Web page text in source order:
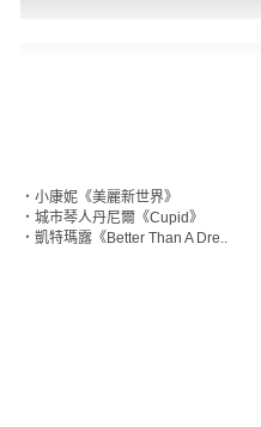
‧ 小康妮《美麗新世界》
‧ 城市琴人丹尼爾《Cupid》
‧ 凱特瑪露《Better Than A Dre..